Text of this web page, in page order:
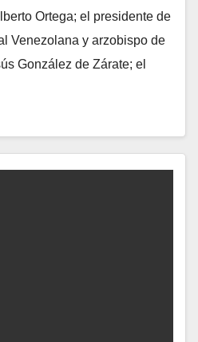
Ortega; el presidente de
Venezolana y arzobispo de
González de Zárate; el